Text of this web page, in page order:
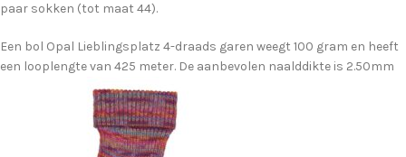
paar sokken (tot maat 44).
Een bol Opal Lieblingsplatz 4-draads garen weegt 100 gram en heeft
een looplengte van 425 meter. De aanbevolen naalddikte is 2.50mm